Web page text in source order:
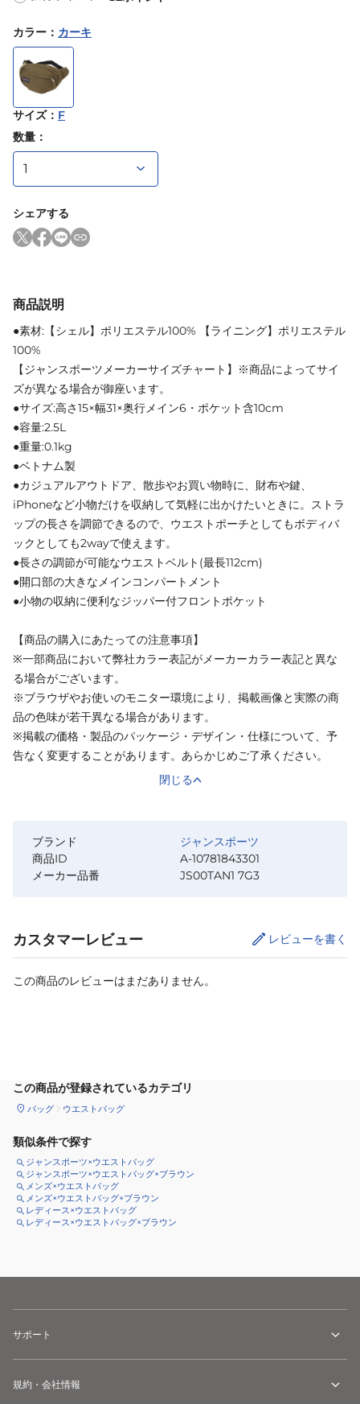
カラー ： カーキ
サイズ： F
数量：
シェアする
商品説明
●素材:【シェル】ポリエステル100% 【ライニング】ポリエステル
100%
【ジャンスポーツメーカーサイズチャート】※商品によってサイ
ズが異なる場合が御座います。
●サイズ:高さ15×幅31×奥行メイン6・ポケット含10cm
●容量:2.5L
●重量:0.1kg
●ベトナム製
●カジュアルアウトドア、散歩やお買い物時に、財布や鍵、
iPhoneなど小物だけを収納して気軽に出かけたいときに。ストラ
ップの長さを調節できるので、ウエストポーチとしてもボディバ
ックとしても2wayで使えます。
●長さの調節が可能なウエストベルト(最長112cm)
●開口部の大きなメインコンパートメント
●小物の収納に便利なジッパー付フロントポケット
【商品の購入にあたっての注意事項】
※一部商品において弊社カラー表記がメーカーカラー表記と異な
る場合がございます。
※ブラウザやお使いのモニター環境により、掲載画像と実際の商
品の色味が若干異なる場合があります。
※掲載の価格・製品のパッケージ・デザイン・仕様について、予
告なく変更することがあります。あらかじめご了承ください。
閉じる
ブランド
ジャンスポーツ
商品ID
A-10781843301
メーカー品番
JS00TAN1 7G3
カスタマーレビュー レビューを書く
この商品のレビューはまだありません。
この商品が登録されているカテゴリ
バッグ ウエストバッグ
類似条件で探す
ジャンスポーツ×ウエストバッグ
ジャンスポーツ×ウエストバッグ×ブラウン
メンズ×ウエストバッグ
メンズ×ウエストバッグ×ブラウン
レディース×ウエストバッグ
レディース×ウエストバッグ×ブラウン
サポート
規約・会社情報